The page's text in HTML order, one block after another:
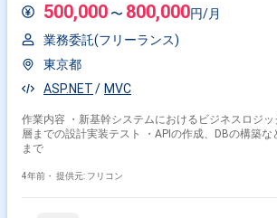
500,000 〜 800,000円/月
業務委託(フリーランス)
東京都
ASP.NET
MVC
作業内容 ・新基幹システムにおけるビジネスロジ
層までの設計実装テスト ・APIの作成、DBの構築な
まで
4年前・ 提供元: フリコン